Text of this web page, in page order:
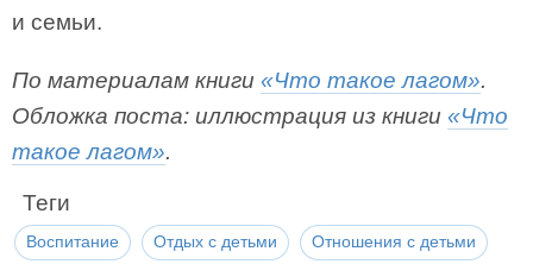
и семьи.
По материалам книги «Что такое лагом».
Обложка поста: иллюстрация из книги «Что
такое лагом».
Теги
Воспитание Отдых с детьми Отношения с детьми